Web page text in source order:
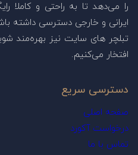
را می‌دهد تا به راحتی و کاملا
ایرانی و خارجی دسترسی داشته
تبلچر های سایت نیز بهره‌مند
افتخار می‌کنیم.
دسترسی سریع
صفحه اصلی
درخواست آکورد
تماس با ما